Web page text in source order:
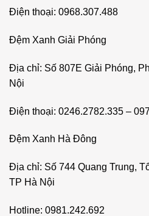
Điện thoại: 0968.307.488
Đệm Xanh Giải Phóng
Địa chỉ: Số 807E Giải Phóng,
Nội
Điện thoại: 0246.2782.335 –
Đệm Xanh Hà Đông
Địa chỉ: Số 744 Quang Trung,
TP Hà Nội
Hotline: 0981.242.692